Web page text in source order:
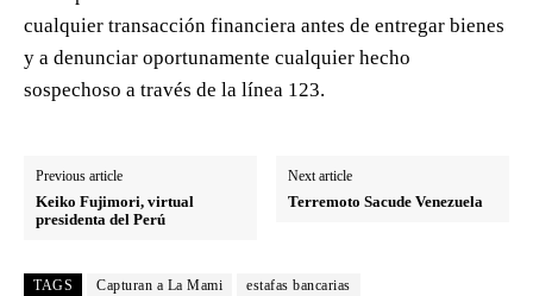
cualquier transacción financiera antes de entregar bienes
y a denunciar oportunamente cualquier hecho
sospechoso a través de la línea 123.
Previous article
Keiko Fujimori, virtual
presidenta del Perú
Next article
Terremoto Sacude Venezuela
TAGS Capturan a La Mami
estafas bancarias